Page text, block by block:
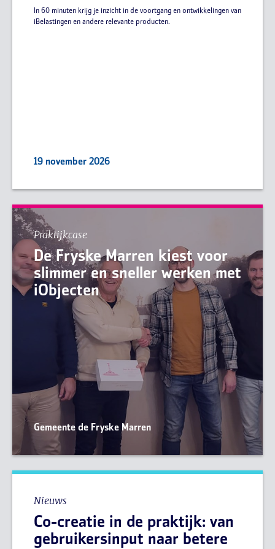
In 60 minuten krijg je inzicht in de voortgang en ontwikkelingen van
iBelastingen en andere relevante producten.
19 november 2026
Praktijkcase
De Fryske Marren kiest voor
slimmer en sneller werken met
iObjecten
Gemeente de Fryske Marren
Nieuws
Co-creatie in de praktijk: van
gebruikersinput naar betere